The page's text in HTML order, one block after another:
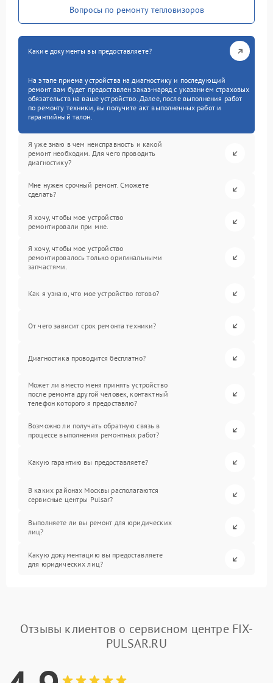
Вопросы по ремонту тепловизоров
Какие документы вы предоставляете?
На этапе приема устройства на диагностику и последующий
ремонт вам будет предоставлен заказ-наряд с указанием страховых
обязательств на ваше устройство. Далее, после выполнения работ
по ремонту техники, вы получите акт выполненных работ и
гарантийный талон.
Я уже знаю в чем неисправность и какой
ремонт необходим. Для чего проводить
диагностику?
Мне нужен срочный ремонт. Сможете
сделать?
Я хочу, чтобы мое устройство
ремонтировали при мне.
Я хочу, чтобы мое устройство
ремонтировалось только оригинальными
запчастями.
Как я узнаю, что мое устройство готово?
От чего зависит срок ремонта техники?
Диагностика проводится бесплатно?
Может ли вместо меня принять устройство
после ремонта другой человек, контактный
телефон которого я предоставлю?
Возможно ли получать обратную связь в
процессе выполнения ремонтных работ?
Какую гарантию вы предоставляете?
В каких районах Москвы располагаются
сервисные центры Pulsar?
Выполняете ли вы ремонт для юридических
лиц?
Какую документацию вы предоставляете
для юридических лиц?
Отзывы клиентов о сервисном центре FIX-
PULSAR.RU